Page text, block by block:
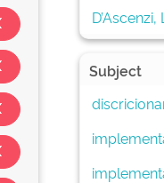
Subject